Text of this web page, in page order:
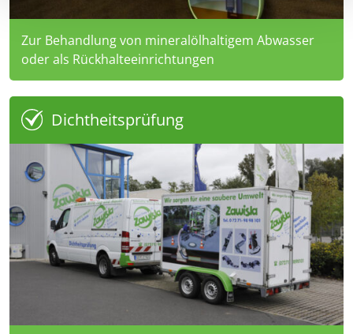
Zur Behandlung von mineralölhaltigem Abwasser
oder als Rückhalteeinrichtungen
Dichtheitsprüfung